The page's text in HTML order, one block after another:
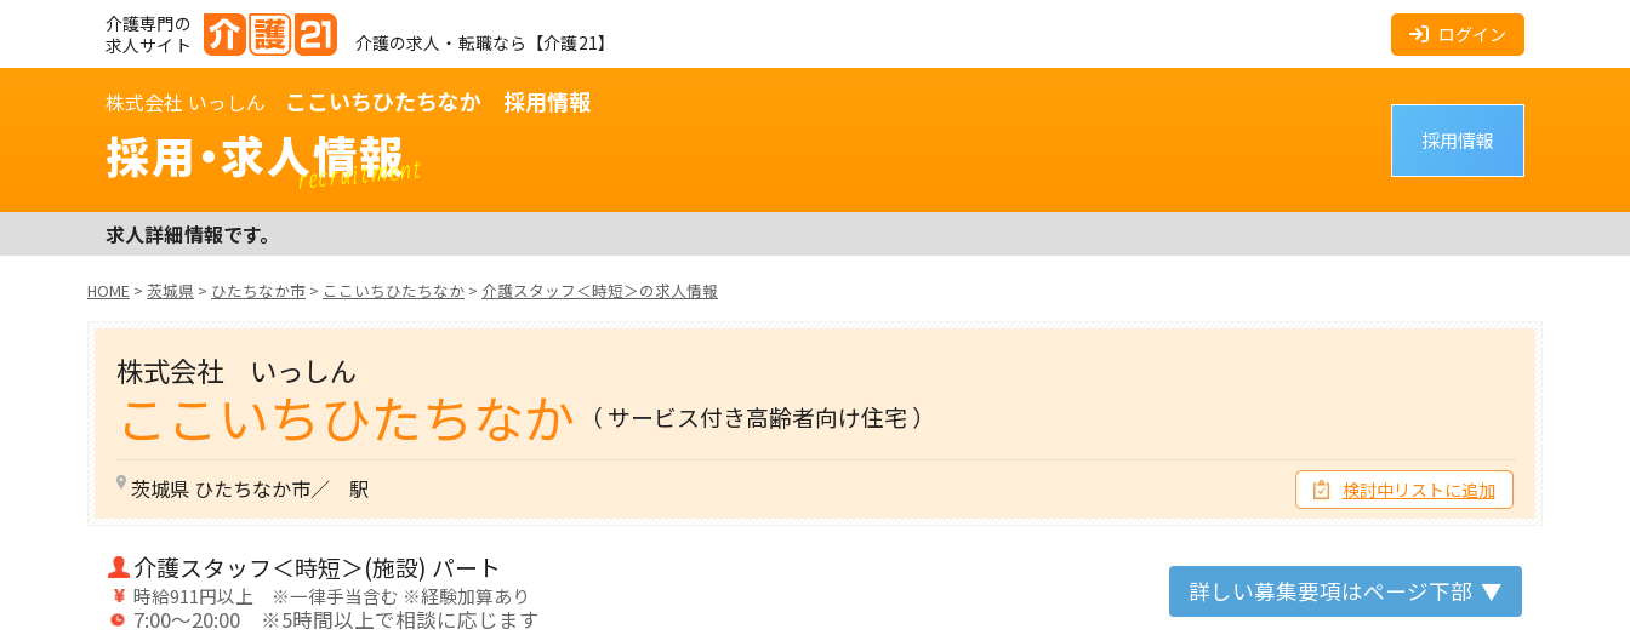
介護専門の
求人サイト
介護の求人・転職なら【介護21】 ログイン
株式会社 いっしん ここいちひたちなか 採用情報
採用・求人情報
recruitment
採用情報
求人詳細情報です。
HOME > 茨城県 > ひたちなか市 > ここいちひたちなか > 介護スタッフ＜時短＞の求人情報
株式会社 いっしん
ここいちひたちなか （ サービス付き高齢者向け住宅 ）
茨城県 ひたちなか市／ 駅 検討中リストに追加
介護スタッフ＜時短＞(施設) パート
時給911円以上 ※一律手当含む ※経験加算あり
7:00～20:00 ※5時間以上で相談に応じます
詳しい募集要項はページ下部